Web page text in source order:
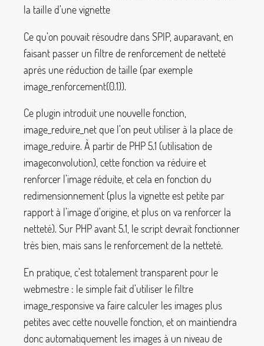
la taille d’une vignette
Ce qu’on pouvait résoudre dans SPIP, auparavant, en
faisant passer un filtre de renforcement de netteté
après une réduction de taille (par exemple
image_renforcement{0.1}).
Ce plugin introduit une nouvelle fonction,
image_reduire_netque l’on peut utiliser à la place de
image_reduire. À partir de PHP 5.1 (utilisation de
imageconvolution), cette fonction va réduire et
renforcer l’image réduite, et cela en fonction du
redimensionnement (plus la vignette est petite par
rapport à l’image d’origine, et plus on va renforcer la
netteté). Sur PHP avant 5.1, le script devrait fonctionner
très bien, mais sans le renforcement de la netteté.
En pratique, c’est totalement transparent pour le
webmestre : le simple fait d’utiliser le filtre
image_responsiveva faire calculer les images plus
petites avec cette nouvelle fonction, et on maintiendra
donc automatiquement les images à un niveau de